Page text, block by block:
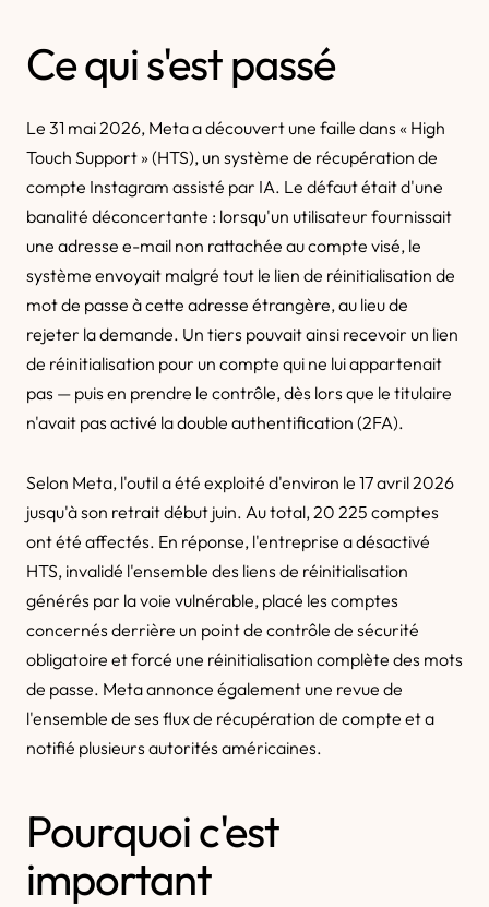
Ce qui s'est passé
Le 31 mai 2026, Meta a découvert une faille dans « High
Touch Support » (HTS), un système de récupération de
compte Instagram assisté par IA. Le défaut était d'une
banalité déconcertante : lorsqu'un utilisateur fournissait
une adresse e-mail non rattachée au compte visé, le
système envoyait malgré tout le lien de réinitialisation de
mot de passe à cette adresse étrangère, au lieu de
rejeter la demande. Un tiers pouvait ainsi recevoir un lien
de réinitialisation pour un compte qui ne lui appartenait
pas — puis en prendre le contrôle, dès lors que le titulaire
n'avait pas activé la double authentification (2FA).
Selon Meta, l'outil a été exploité d'environ le 17 avril 2026
jusqu'à son retrait début juin. Au total, 20 225 comptes
ont été affectés. En réponse, l'entreprise a désactivé
HTS, invalidé l'ensemble des liens de réinitialisation
générés par la voie vulnérable, placé les comptes
concernés derrière un point de contrôle de sécurité
obligatoire et forcé une réinitialisation complète des mots
de passe. Meta annonce également une revue de
l'ensemble de ses flux de récupération de compte et a
notifié plusieurs autorités américaines.
Pourquoi c'est
important